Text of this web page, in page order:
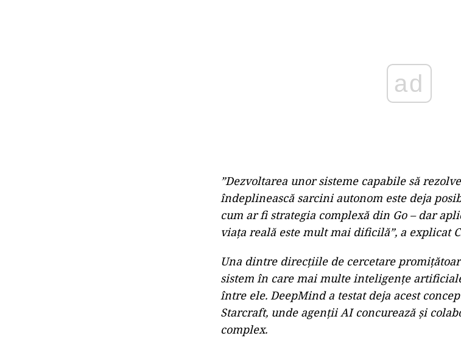
ad
”Dezvoltarea unor sisteme capabile să
îndeplinească sarcini autonom este deja
cum ar fi strategia complexă din Go – dar
viaţa reală este mult mai dificilă”, a explicat
Una dintre direcţiile de cercetare
sistem în care mai multe inteligenţe
între ele. DeepMind a testat deja acest
Starcraft, unde agenţii AI concurează şi
complex.